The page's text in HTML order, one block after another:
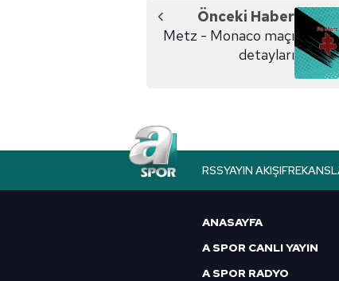
Önceki Haber
Metz - Monaco maçı
detayları
RSSYAYIN AKIŞI
ANASAYFA
A SPOR CANLI YAYIN
A SPOR RADYO